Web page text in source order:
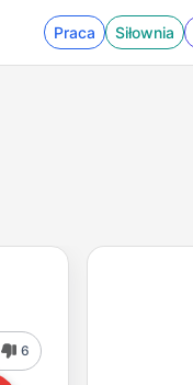
Praca Siłownia
6